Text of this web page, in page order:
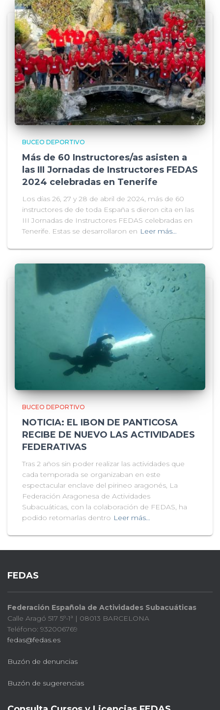
BUCEO DEPORTIVO
Más de 60 Instructores/as asisten a
las III Jornadas de Instructores FEDAS
2024 celebradas en Tenerife
Los días 26, 27 y 28 de abril de 2024, más de 60
instructores de de toda España s dieron cita en las
III Jornadas de Instructores FEDAS celebradas en
Tenerife. Estas se desarrollaron en Leer más…
BUCEO DEPORTIVO
NOTICIA: EL IBON DE PANTICOSA
RECIBE DE NUEVO LAS ACTIVIDADES
FEDERATIVAS
Tras 2 años sin poder realizar las actividades que
cada temporada se organizaban en este
espectacular enclave del pirineo aragonés, La
Federación Aragonesa de Actividades
Subacuáticas, con la colaboración de FEDAS, ha
podido retomarlas dentro Leer más…
FEDAS
Federación Española de Actividades Subacuáticas
Calle Aragó 517 5º-1ª | 08013 BARCELONA
Teléfono: 932006769
fedas@fedas.es
Buzón de denuncias
Buzón de sugerencias